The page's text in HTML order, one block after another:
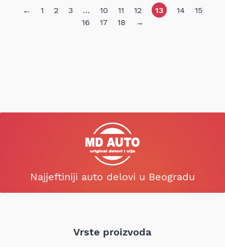
← 1 2 3 … 10 11 12 13 14
15
16
17 18 →
Najjeftiniji auto delovi u Beogradu
Vrste proizvoda